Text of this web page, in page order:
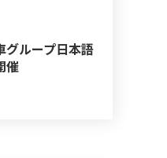
グループ日本語
催